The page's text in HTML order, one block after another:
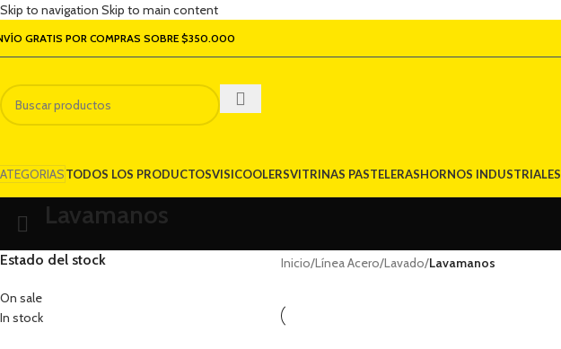
Skip to navigation Skip to main content
GRATIS POR COMPRAS SOBRE $350.000
TODOS LOS PRODUCTOSVISICOOLERSVITRINAS PASTELERASHORNOS INDUSTRIALES
Lavamanos
Estado del stock
On sale
In stock
Inicio/Línea Acero/Lavado/Lavamanos